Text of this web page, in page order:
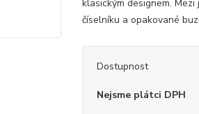
klasickým designem.
číselníku a opakované
Dostupnost
Nejsme plátci DPH